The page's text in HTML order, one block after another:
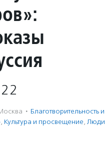
· Благотвори­тель­ность и
, Культура и просвещение, Люди